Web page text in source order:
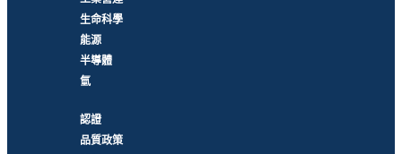
生命科學
能源
半導體
氫
認證
品質政策